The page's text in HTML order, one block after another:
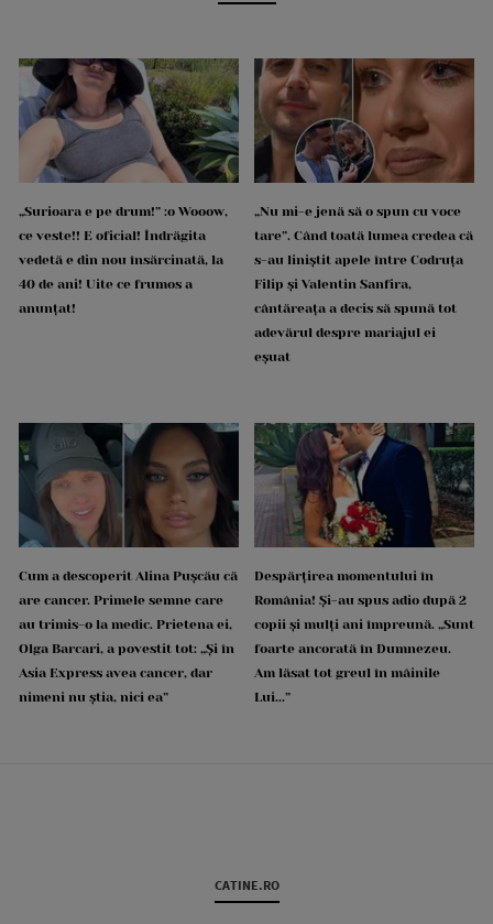
„Surioara e pe drum!” :o Wooow,
ce veste!! E oficial! Îndrăgita
vedetă e din nou însărcinată, la
40 de ani! Uite ce frumos a
anunțat!
„Nu mi-e jenă să o spun cu voce
tare”. Când toată lumea credea că
s-au liniștit apele între Codruța
Filip și Valentin Sanfira,
cântăreața a decis să spună tot
adevărul despre mariajul ei
eșuat
Cum a descoperit Alina Pușcău că
are cancer. Primele semne care
au trimis-o la medic. Prietena ei,
Olga Barcari, a povestit tot: „Și în
Asia Express avea cancer, dar
nimeni nu știa, nici ea”
Despărțirea momentului în
România! Și-au spus adio după 2
copii și mulți ani împreună. „Sunt
foarte ancorată în Dumnezeu.
Am lăsat tot greul în mâinile
Lui...”
CATINE.RO